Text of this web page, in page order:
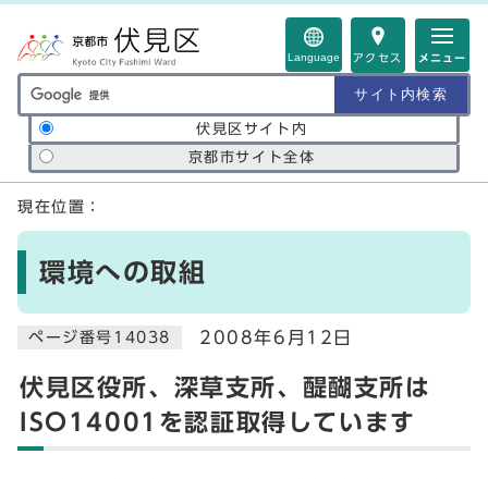
Language アクセス メニュー
サイト内検索の範囲
伏見区サイト内
京都市サイト全体
ここから本文です
現在位置：
環境への取組
ページ番号14038 2008年6月12日
伏見区役所、深草支所、醍醐支所は
ISO14001を認証取得しています